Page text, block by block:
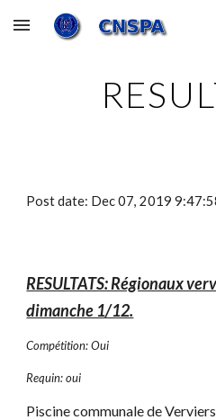
Skip to main content
Post date: Dec 07, 2019
RESULTATS: Régionaux
dimanche 1/12.
Compétition: Oui
Requin: oui
Piscine communale de Verviers